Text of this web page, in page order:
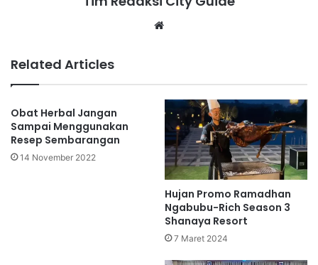
Related Articles
Obat Herbal Jangan
Sampai Menggunakan
Resep Sembarangan
14 November 2022
Hujan Promo Ramadhan
Ngabubu-Rich Season 3
Shanaya Resort
7 Maret 2024